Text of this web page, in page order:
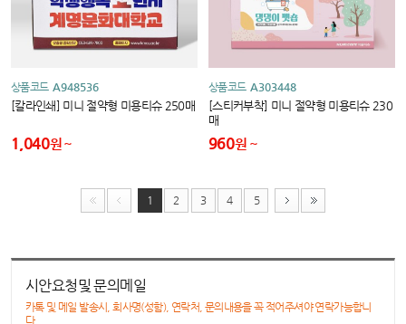
상품코드 A948536
[칼라인쇄] 미니 절약형 미용티슈 250매
1,040원
상품코드 A303448
[스티커부착] 미니 절약형 미용티슈 230
매
960원
1 2 3 4 5
시안요청및 문의메일
카톡 및 메일 발송시, 회사명(성함), 연락처, 문의내용을 꼭 적어주셔야 연락가능합니
다.